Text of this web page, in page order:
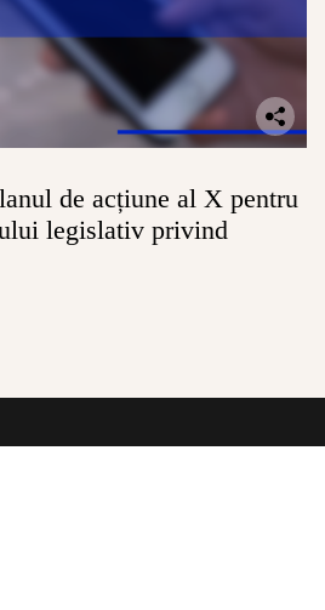
de acțiune al X pentru
legislativ privind